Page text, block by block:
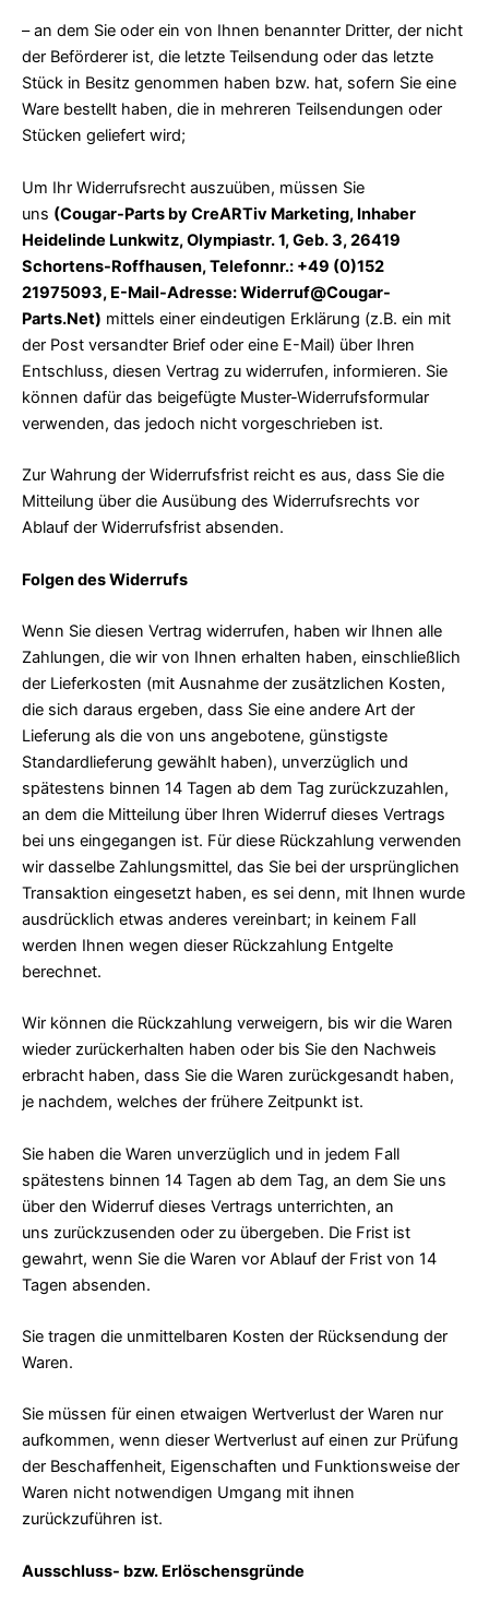
– an dem Sie oder ein von Ihnen benannter Dritter, der nicht
der Beförderer ist, die letzte Teilsendung oder das letzte
Stück in Besitz genommen haben bzw. hat, sofern Sie eine
Ware bestellt haben, die in mehreren Teilsendungen oder
Stücken geliefert wird;
Um Ihr Widerrufsrecht auszuüben, müssen Sie
uns (Cougar-Parts by CreARTiv Marketing, Inhaber
Heidelinde Lunkwitz, Olympiastr. 1, Geb. 3, 26419
Schortens-Roffhausen, Telefonnr.: +49 (0)152
21975093, E-Mail-Adresse: Widerruf@Cougar-
Parts.Net) mittels einer eindeutigen Erklärung (z.B. ein mit
der Post versandter Brief oder eine E-Mail) über Ihren
Entschluss, diesen Vertrag zu widerrufen, informieren. Sie
können dafür das beigefügte Muster-Widerrufsformular
verwenden, das jedoch nicht vorgeschrieben ist.
Zur Wahrung der Widerrufsfrist reicht es aus, dass Sie die
Mitteilung über die Ausübung des Widerrufsrechts vor
Ablauf der Widerrufsfrist absenden.
Folgen des Widerrufs
Wenn Sie diesen Vertrag widerrufen, haben wir Ihnen alle
Zahlungen, die wir von Ihnen erhalten haben, einschließlich
der Lieferkosten (mit Ausnahme der zusätzlichen Kosten,
die sich daraus ergeben, dass Sie eine andere Art der
Lieferung als die von uns angebotene, günstigste
Standardlieferung gewählt haben), unverzüglich und
spätestens binnen 14 Tagen ab dem Tag zurückzuzahlen,
an dem die Mitteilung über Ihren Widerruf dieses Vertrags
bei uns eingegangen ist. Für diese Rückzahlung verwenden
wir dasselbe Zahlungsmittel, das Sie bei der ursprünglichen
Transaktion eingesetzt haben, es sei denn, mit Ihnen wurde
ausdrücklich etwas anderes vereinbart; in keinem Fall
werden Ihnen wegen dieser Rückzahlung Entgelte
berechnet.
Wir können die Rückzahlung verweigern, bis wir die Waren
wieder zurückerhalten haben oder bis Sie den Nachweis
erbracht haben, dass Sie die Waren zurückgesandt haben,
je nachdem, welches der frühere Zeitpunkt ist.
Sie haben die Waren unverzüglich und in jedem Fall
spätestens binnen 14 Tagen ab dem Tag, an dem Sie uns
über den Widerruf dieses Vertrags unterrichten, an
uns zurückzusenden oder zu übergeben. Die Frist ist
gewahrt, wenn Sie die Waren vor Ablauf der Frist von 14
Tagen absenden.
Sie tragen die unmittelbaren Kosten der Rücksendung der
Waren.
Sie müssen für einen etwaigen Wertverlust der Waren nur
aufkommen, wenn dieser Wertverlust auf einen zur Prüfung
der Beschaffenheit, Eigenschaften und Funktionsweise der
Waren nicht notwendigen Umgang mit ihnen
zurückzuführen ist.
Ausschluss- bzw. Erlöschensgründe